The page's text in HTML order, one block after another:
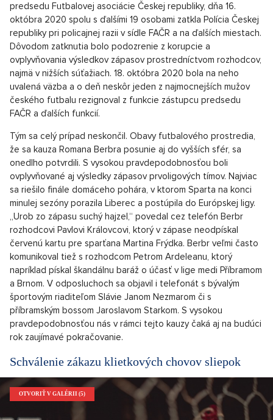
predsedu Futbalovej asociácie Českej republiky, dňa 16.
októbra 2020 spolu s ďalšími 19 osobami zatkla Polícia Českej
republiky pri policajnej razii v sídle FAČR a na ďalších miestach.
Dôvodom zatknutia bolo podozrenie z korupcie a
ovplyvňovania výsledkov zápasov prostredníctvom rozhodcov,
najmä v nižších súťažiach. 18. októbra 2020 bola na neho
uvalená väzba a o deň neskôr jeden z najmocnejších mužov
českého futbalu rezignoval z funkcie zástupcu predsedu
FAČR a ďalších funkcií.
Tým sa celý prípad neskončil. Obavy futbalového prostredia,
že sa kauza Romana Berbra posunie aj do vyšších sfér, sa
onedlho potvrdili. S vysokou pravdepodobnosťou boli
ovplyvňované aj výsledky zápasov prvoligových tímov. Najviac
sa riešilo finále domáceho pohára, v ktorom Sparta na konci
minulej sezóny porazila Liberec a postúpila do Európskej ligy.
„Urob zo zápasu suchý hajzel,“ povedal cez telefón Berbr
rozhodcovi Pavlovi Královcovi, ktorý v zápase neodpískal
červenú kartu pre sparťana Martina Frýdka. Berbr veľmi často
komunikoval tiež s rozhodcom Petrom Ardeleanu, ktorý
napríklad pískal škandálnu baráž o účasť v lige medi Příbramom
a Brnom. V odposluchoch sa objavil i telefonát s bývalým
športovým riaditeľom Slávie Janom Nezmarom či s
příbramským bossom Jaroslavom Starkom. S vysokou
pravdepodobnosťou nás v rámci tejto kauzy čaká aj na budúci
rok zaujímavé pokračovanie.
Schválenie zákazu klietkových chovov sliepok
OTVORIŤ V GALÉRII (5)